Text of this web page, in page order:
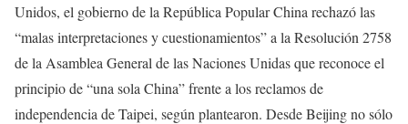
Unidos, el gobierno de la República Popular China rechazó las
“malas interpretaciones y cuestionamientos” a la Resolución 2758
de la Asamblea General de las Naciones Unidas que reconoce el
principio de “una sola China” frente a los reclamos de
independencia de Taipei, según plantearon. Desde Beijing no sólo